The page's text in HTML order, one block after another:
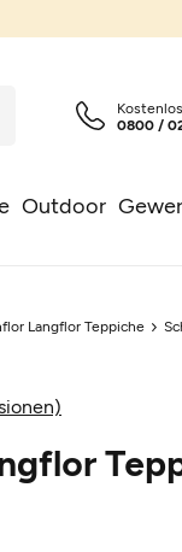
Outdoor
0800 /
Langflor Teppiche